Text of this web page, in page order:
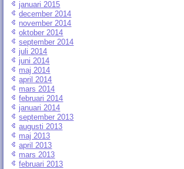
januari 2015
december 2014
november 2014
oktober 2014
september 2014
juli 2014
juni 2014
maj 2014
april 2014
mars 2014
februari 2014
januari 2014
september 2013
augusti 2013
maj 2013
april 2013
mars 2013
februari 2013